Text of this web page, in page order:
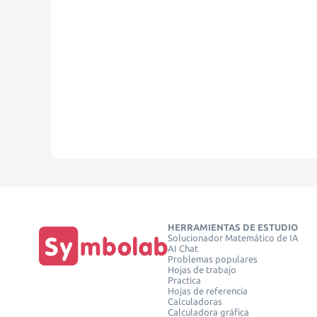
HERRAMIENTAS DE ESTUDIO
Solucionador Matemático de IA
AI Chat
Problemas populares
Hojas de trabajo
Practica
Hojas de referencia
Calculadoras
Calculadora gráfica